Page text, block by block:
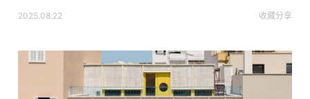
2025.08.22 收藏分享